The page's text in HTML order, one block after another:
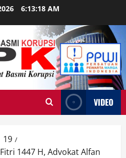
6:13:19 AM
VIDEO
19
1447 H, Advokat Alfan